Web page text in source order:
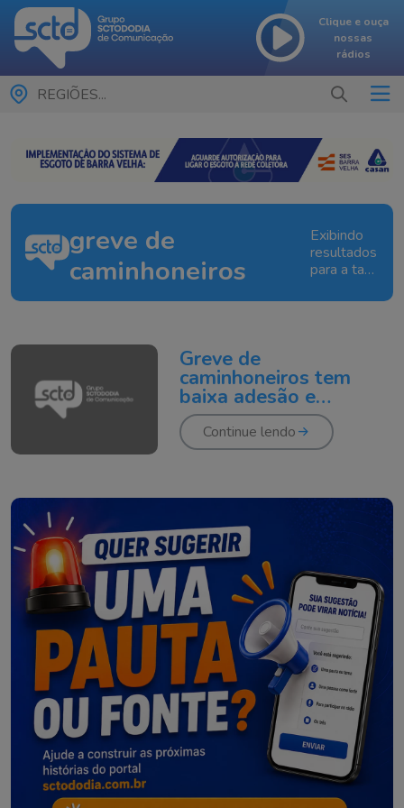
Clique e ouça
nossas
rádios
REGIÕES...
greve de
caminhoneiros
Exibindo
resultados
para a tag:
Greve de
caminhoneiros tem
baixa adesão e
categoria se divide no
paísContinue lendo